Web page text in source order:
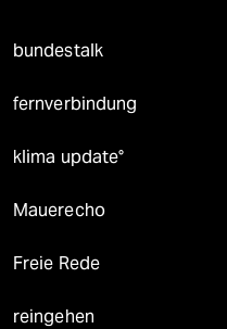
bundestalk
fernverbindung
klima update°
Mauerecho
Freie Rede
reingehen